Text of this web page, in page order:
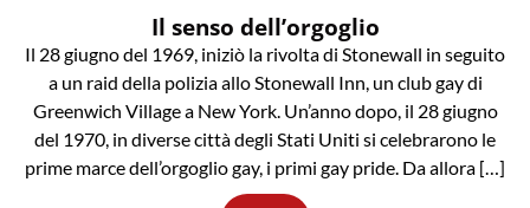
Il senso dell’orgoglio
Il 28 giugno del 1969, iniziò la rivolta di Stonewall in seguito
a un raid della polizia allo Stonewall Inn, un club gay di
Greenwich Village a New York. Un’anno dopo, il 28 giugno
del 1970, in diverse città degli Stati Uniti si celebrarono le
prime marce dell’orgoglio gay, i primi gay pride. Da allora […]